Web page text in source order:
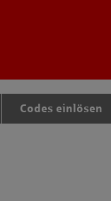
Codes einlösen